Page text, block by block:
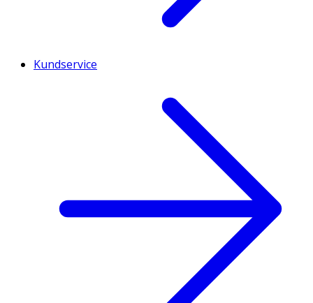
Kundservice